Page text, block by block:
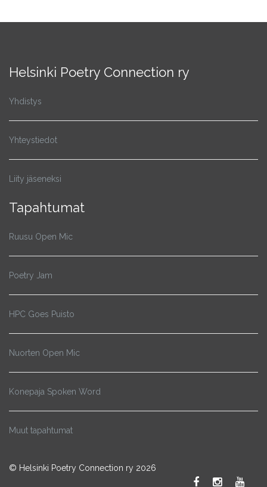
Helsinki Poetry Connection ry
Yhdistys
Yhteystiedot
Liity jäseneksi
Tapahtumat
Ruusu Open Mic
Poetry Jam
HPC Goes Puisto
Nuorten Open Mic
Konepaja Spoken Word
Muut tapahtumat
© Helsinki Poetry Connection ry 2026